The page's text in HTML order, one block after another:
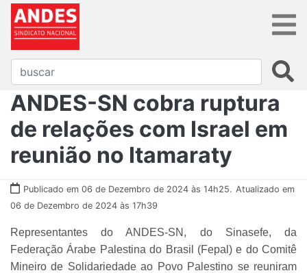
ANDES-SN cobra ruptura
de relações com Israel em
reunião no Itamaraty
Publicado em 06 de Dezembro de 2024 às 14h25. Atualizado em
06 de Dezembro de 2024 às 17h39
Representantes do ANDES-SN, do Sinasefe, da
Federação Árabe Palestina do Brasil (Fepal) e do Comitê
Mineiro de Solidariedade ao Povo Palestino se reuniram